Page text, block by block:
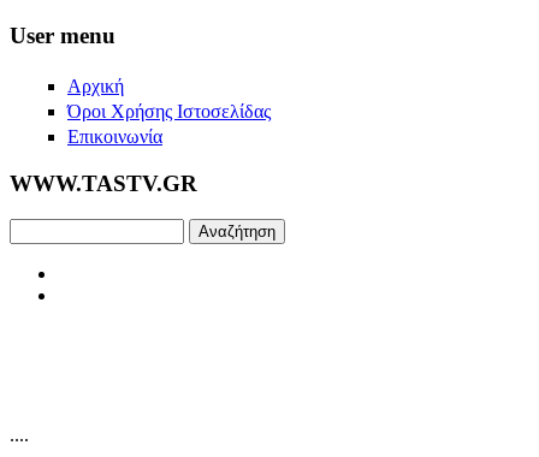
Skip to main content
User menu
Αρχική
Όροι Χρήσης Ιστοσελίδας
Επικοινωνία
WWW.TASTV.GR
....